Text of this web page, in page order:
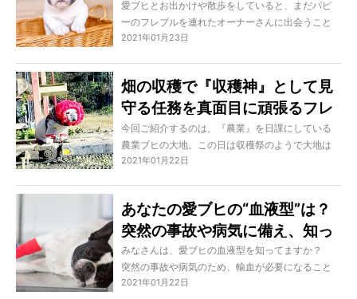
人になるから、二度と戻らない
パピー期を大切に、楽しんで！
愛ブヒとお出かけや散歩をしていると、まだパピ
ーのフレブルを連れたオーナーさんに出会うこと
が増えました。それだけフレブル人気の高まりを
体、いつになったら落ち着くんでしょうか」とい
うギモン。うんうんわかるっ、わかりますともそ
の気持ち！ 実は筆者も愛ブヒを迎えた当初は育
児ならぬ育ブヒノイローゼになりかけたひとりで
すもの。だから声を大にして言いますよ。「ちゃ
2021年01月23日
畑の収穫で『収穫神』として見
守る任務を真面目に頑張るフレ
ブル。ぼんや〜りと神を務める
姿が可愛すぎた。【動画】
今回ご紹介するのは、『農業』を日課にしている
農業ブヒの大地。この日は収穫祭のようで大地は
絶賛“収穫神”として頑張るのですが、その姿があま
です。どうぞ、のほほんとした収穫神の頑張りを
ご覧ください！
2021年01月22日
あなたの愛ブヒの“血液型”は？
突然の事故や病気に備え、知っ
ておきたい『血液型の話』
みなさんは、愛ブヒの血液型を知ってますか？
突然の事故や病気のため、輸血が必要になること
も……。そんなとき、オーナーさんが愛ブヒの血液
2021年01月22日